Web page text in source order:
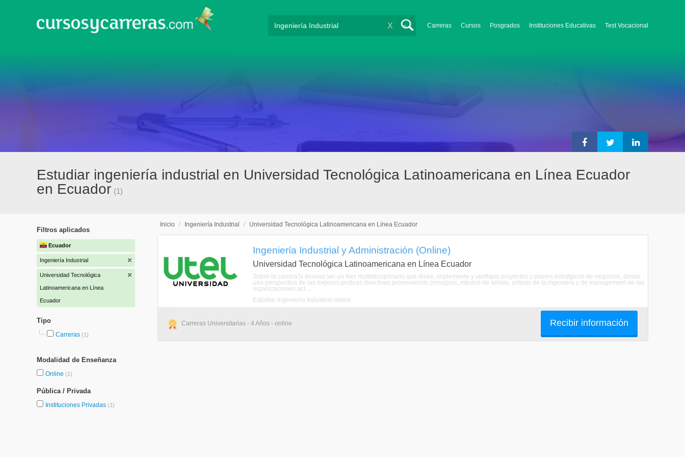
Carreras Cursos Posgrados Instituciones Educativas Test Vocacional
X
Estudiar ingeniería industrial en Universidad Tecnológica Latinoamericana en Línea Ecuador
en Ecuador (1)
Filtros aplicados
Ecuador
Ingeniería Industrial
Universidad Tecnológica
Latinoamericana en Línea
Ecuador
Tipo
Carreras (1)
Modalidad de Enseñanza
Online (1)
Pública / Privada
Instituciones Privadas (1)
Inicio / Ingeniería Industrial / Universidad Tecnológica Latinoamericana en Línea Ecuador
Ingeniería Industrial y Administración (Online)
Universidad Tecnológica Latinoamericana en Línea Ecuador
Sobre la carreraSi deseas ser un lder multidisciplinario que disee, implemente y verifique proyectos y planes estratgicos de negocios, desde
una perspectiva de las mejores prcticas directivas promoviendo principios, mtodos de anlisis, sntesis de la ingeniera y de management de las
organizaciones act ...
Estudiar Ingeniería Industrial online
Carreras Universitarias - 4 Años - online Recibir información